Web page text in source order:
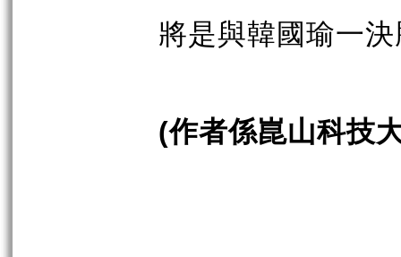
將是與韓國瑜一
(作者係崑山科技